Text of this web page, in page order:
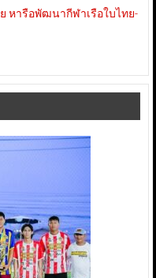
หารือพัฒนากีฬาเรือใบไทย-